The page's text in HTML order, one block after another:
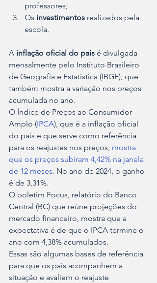
professores;
Os investimentos realizados pela
escola.
A inflação oficial do país é divulgada
mensalmente pelo Instituto Brasileiro
de Geografia e Estatística (IBGE), que
também mostra a variação nos preços
acumulada no ano.
O Índice de Preços ao Consumidor
Amplo (IPCA), que é a inflação oficial
do país e que serve como referência
para os reajustes nos preços, mostra
que os preços subiram 4,42% na janela
de 12 meses. No ano de 2024, o ganho
é de 3,31%.
O boletim Focus, relatório do Banco
Central (BC) que reúne projeções do
mercado financeiro, mostra que a
expectativa é de que o IPCA termine o
ano com 4,38% acumulados.
Essas são algumas bases de referência
para que os pais acompanhem a
situação e avaliem o reajuste